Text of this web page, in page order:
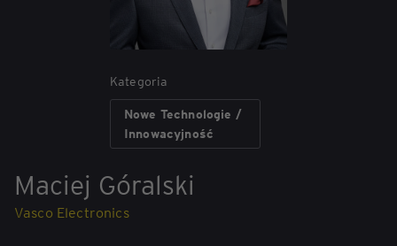
Poprzednie edycje
Kategoria
Nowe Technologie /
Innowacyjność
Maciej Góralski
Vasco Electronics